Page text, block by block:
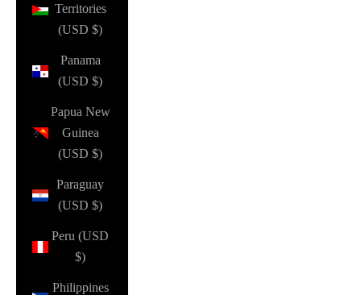
Territories
(USD $)
Panama
(USD $)
Papua New
Guinea
(USD $)
Paraguay
(USD $)
Peru (USD
$)
Philippines